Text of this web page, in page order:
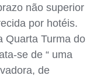
não superior
por hotéis.
Quarta Turma do
se de “ uma
de